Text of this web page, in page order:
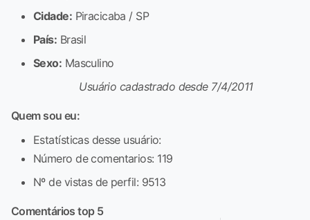
Cidade: Piracicaba / SP
País: Brasil
Sexo: Masculino
Usuário cadastrado desde 7/4/2011
Quem sou eu:
Estatísticas desse usuário:
Número de comentarios: 119
Nº de vistas de perfil: 9513
Comentários top 5